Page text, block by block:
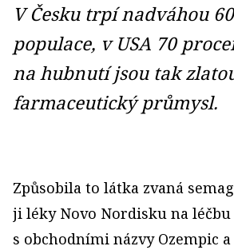
V Česku trpí nadváhou
populace, v USA 70
na hubnutí jsou tak
farmaceutický průmysl.
Způsobila to látka zvaná
ji léky Novo Nordisku na
s obchodními názvy Ozempic a